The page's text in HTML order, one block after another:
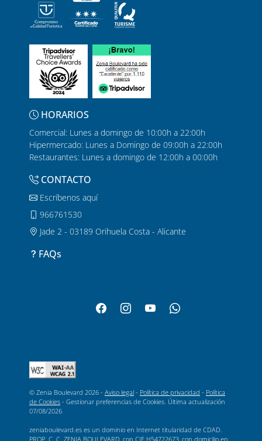
HORARIOS
Comercial: Lunes a domingo de 10:00h a 22:00h
Hipermercado: Lunes a Domingo de 09:00h a 22:00h
Restaurantes: Lunes a domingo de 12:00h a 00:00h
CONTACTO
Escríbenos aquí
966761530
Jade 2 - 03189 Orihuela Costa - Alicante
FAQs
© Zenia Boulevard 2026 - Aviso legal - Política de privacidad - Política
de Cookies - Gestionar preferencias de Cookies . Última actualización
07/08/2026
zeniaboulevard.es es un dominio en Internet titularidad de CDAD.
PROP. C. C. ZENIA BOULEVARD, con CIF H54722673, con domicilio en